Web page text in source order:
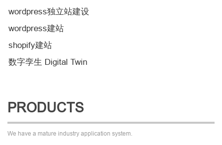
wordpress独立站建设
wordpress建站
shopify建站
数字孪生 Digital Twin
PRODUCTS
We have a mature industry application system.